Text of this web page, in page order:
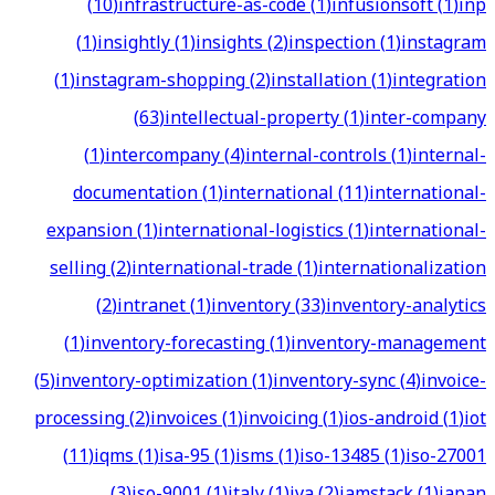
(1)insightly(1)insights(2)inspection(1)instagram
(1)instagram-shopping(2)installation(1)integration
(63)intellectual-property(1)inter-company
(1)intercompany(4)internal-controls(1)internal-
documentation(1)international(11)international-
expansion(1)international-logistics(1)international-
selling(2)international-trade(1)internationalization
(2)intranet(1)inventory(33)inventory-analytics
(1)inventory-forecasting(1)inventory-management
(5)inventory-optimization(1)inventory-sync(4)invoice-
processing(2)invoices(1)invoicing(1)ios-android(1)iot
(11)iqms(1)isa-95(1)isms(1)iso-13485(1)iso-27001